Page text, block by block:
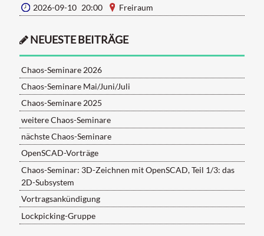
2026-09-10 20:00
Freiraum
NEUESTE BEITRÄGE
Chaos-Seminare 2026
Chaos-Seminare Mai/Juni/Juli
Chaos-Seminare 2025
weitere Chaos-Seminare
nächste Chaos-Seminare
OpenSCAD-Vorträge
Chaos-Seminar: 3D-Zeichnen mit OpenSCAD, Teil 1/3: das
2D-Subsystem
Vortragsankündigung
Lockpicking-Gruppe